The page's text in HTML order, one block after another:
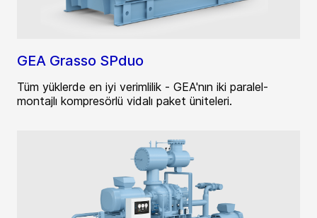
GEA Grasso SPduo
Tüm yüklerde en iyi verimlilik - GEA'nın iki paralel-
montajlı kompresörlü vidalı paket üniteleri.